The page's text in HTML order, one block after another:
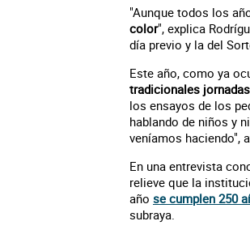
"Aunque todos los
color", explica
día previo y la del
Este año, como ya
tradicionales
los ensayos de los
hablando de niños y
veníamos haciendo",
En una entrevista
relieve que la
año se cumplen 250
subraya.